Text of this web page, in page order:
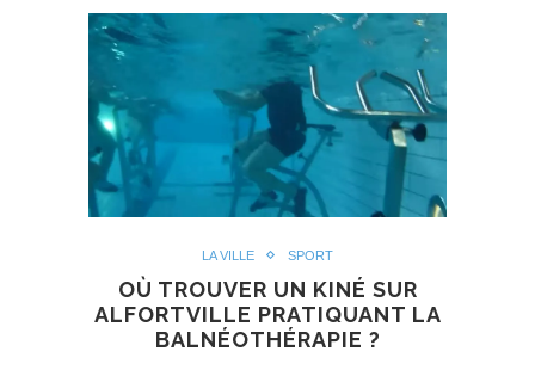
LA VILLE SPORT
OÙ TROUVER UN KINÉ SUR
ALFORTVILLE PRATIQUANT LA
BALNÉOTHÉRAPIE ?